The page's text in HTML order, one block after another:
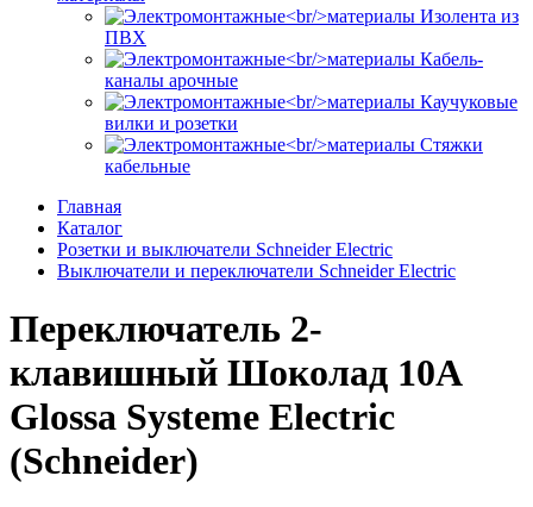
Изолента из
ПВХ
Кабель-
каналы арочные
Каучуковые
вилки и розетки
Стяжки
кабельные
Главная
Каталог
Розетки и выключатели Schneider Electric
Выключатели и переключатели Schneider Electric
Переключатель 2-
клавишный Шоколад 10A
Glossa Systeme Electric
(Schneider)